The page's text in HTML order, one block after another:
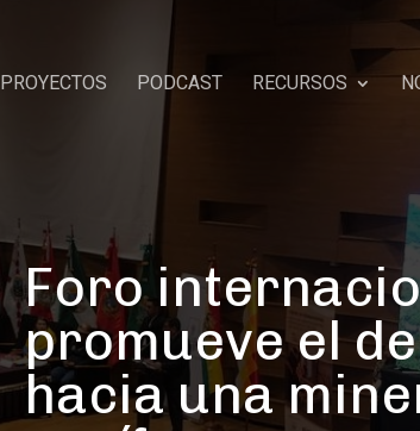
PROYECTOS PODCAST RECURSOS
Foro
promueve el
hacia una